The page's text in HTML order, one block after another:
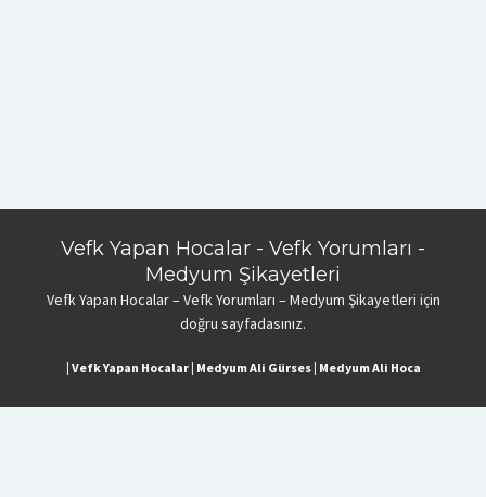
Vefk Yapan Hocalar - Vefk Yorumları -
Medyum Şikayetleri
Vefk Yapan Hocalar – Vefk Yorumları – Medyum Şikayetleri için
doğru sayfadasınız.
| Vefk Yapan Hocalar| Medyum Ali Gürses| Medyum Ali Hoca